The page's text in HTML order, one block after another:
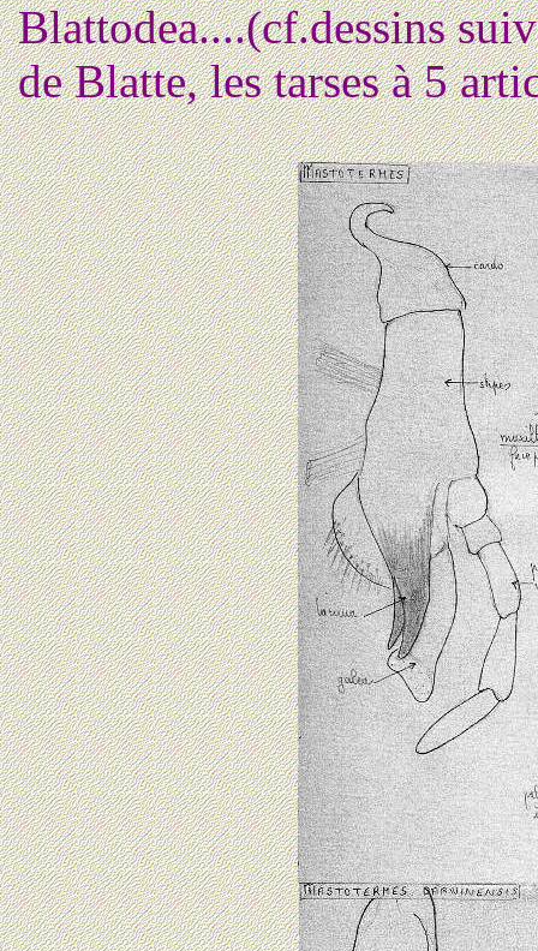
Blattodea....(cf.dessins
de Blatte, les tarses à 5